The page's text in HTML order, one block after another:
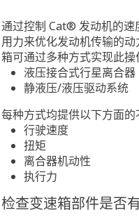
通过控制 Cat® 发动机的速
用力来优化发动机传输的
箱可通过多种方式实现此操
液压接合式行星离合器
静液压/液压驱动系统
每种方式均提供以下方面
行驶速度
扭矩
离合器机动性
执行力
检查变速箱部件是否